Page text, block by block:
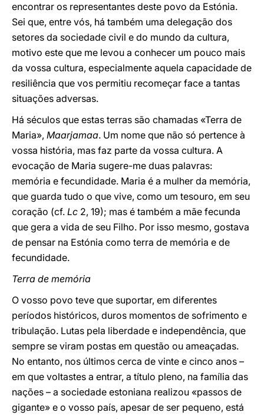
encontrar os representantes deste povo da Estónia.
Sei que, entre vós, há também uma delegação dos
setores da sociedade civil e do mundo da cultura,
motivo este que me levou a conhecer um pouco mais
da vossa cultura, especialmente aquela capacidade de
resiliência que vos permitiu recomeçar face a tantas
situações adversas.
Há séculos que estas terras são chamadas «Terra de
Maria», Maarjamaa. Um nome que não só pertence à
vossa história, mas faz parte da vossa cultura. A
evocação de Maria sugere-me duas palavras:
memória e fecundidade. Maria é a mulher da memória,
que guarda tudo o que vive, como um tesouro, em seu
coração (cf. Lc 2, 19); mas é também a mãe fecunda
que gera a vida de seu Filho. Por isso mesmo, gostava
de pensar na Estónia como terra de memória e de
fecundidade.
Terra de memória
O vosso povo teve que suportar, em diferentes
períodos históricos, duros momentos de sofrimento e
tribulação. Lutas pela liberdade e independência, que
sempre se viram postas em questão ou ameaçadas.
No entanto, nos últimos cerca de vinte e cinco anos –
em que voltastes a entrar, a título pleno, na família das
nações – a sociedade estoniana realizou «passos de
gigante» e o vosso país, apesar de ser pequeno, está